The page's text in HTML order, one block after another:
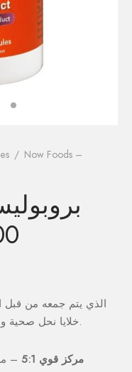
/ Now Foods –
د.م.299.00.
خلايا نحل صحية ونشطة غني بالعديد من البيوفلافونويدات.
مركز قوي 5:1
–